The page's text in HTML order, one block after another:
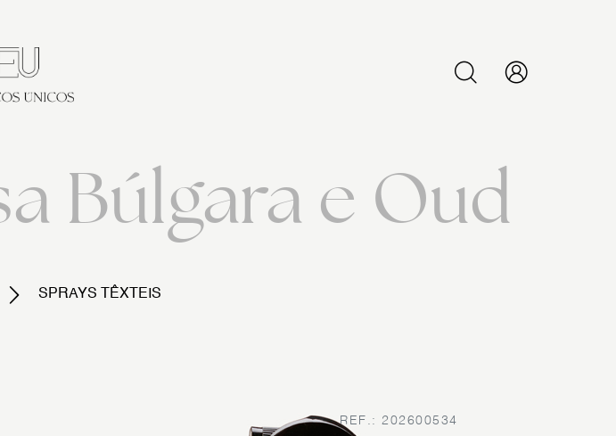
Búlgara e Oud
SPRAYS TÊXTEIS
REF.: 202600534